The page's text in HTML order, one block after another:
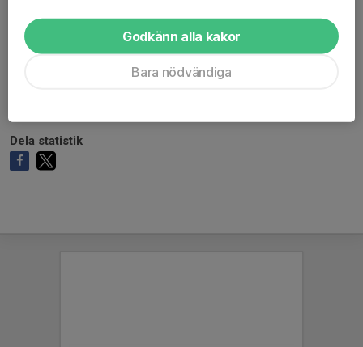
Ingen målvaktsstatistik inlagd
Dela statistik
Godkänn alla kakor
Bara nödvändiga